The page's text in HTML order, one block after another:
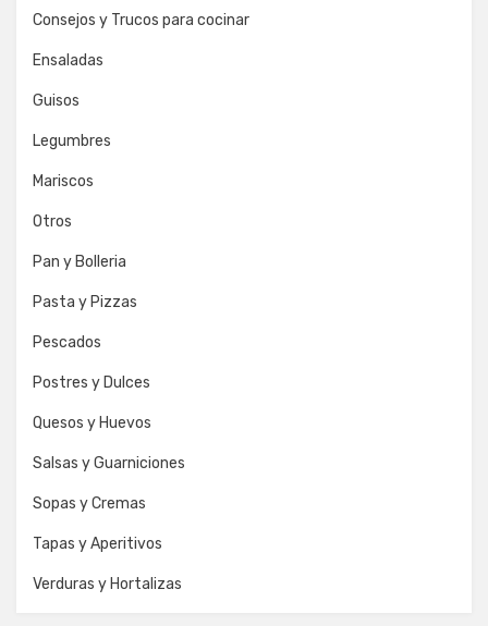
Consejos y Trucos para cocinar
Ensaladas
Guisos
Legumbres
Mariscos
Otros
Pan y Bolleria
Pasta y Pizzas
Pescados
Postres y Dulces
Quesos y Huevos
Salsas y Guarniciones
Sopas y Cremas
Tapas y Aperitivos
Verduras y Hortalizas